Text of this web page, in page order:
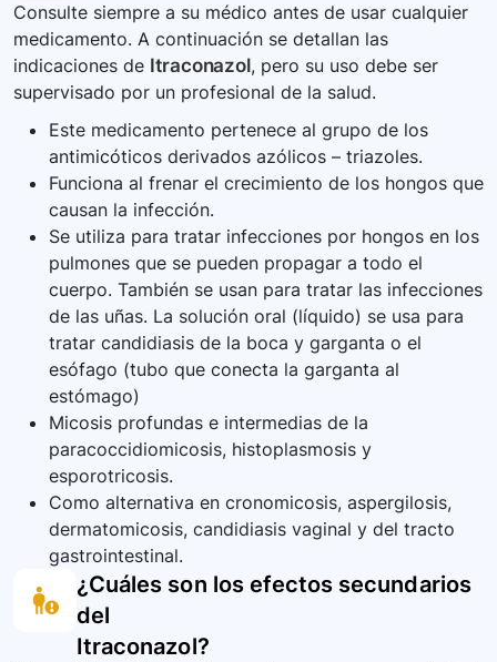
Consulte siempre a su médico antes de usar cualquier
medicamento. A continuación se detallan las
indicaciones de Itraconazol, pero su uso debe ser
supervisado por un profesional de la salud.
Este medicamento pertenece al grupo de los
antimicóticos derivados azólicos – triazoles.
Funciona al frenar el crecimiento de los hongos que
causan la infección.
Se utiliza para tratar infecciones por hongos en los
pulmones que se pueden propagar a todo el
cuerpo. También se usan para tratar las infecciones
de las uñas. La solución oral (líquido) se usa para
tratar candidiasis de la boca y garganta o el
esófago (tubo que conecta la garganta al
estómago)
Micosis profundas e intermedias de la
paracoccidiomicosis, histoplasmosis y
esporotricosis.
Como alternativa en cronomicosis, aspergilosis,
dermatomicosis, candidiasis vaginal y del tracto
gastrointestinal.
¿Cuáles son los efectos secundarios
del
Itraconazol?